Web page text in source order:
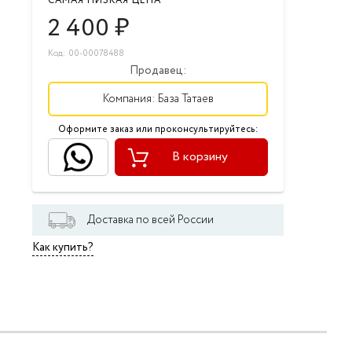
2 400₽
Код: 00-00078488
Продавец:
Компания: База Татаев
Оформите заказ или проконсультируйтесь:
В корзину
Доставка по всей России
Как купить?